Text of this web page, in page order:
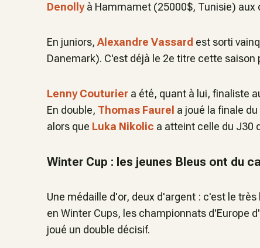
Denollyà Hammamet (25000$, Tunisie) aux
En juniors, Alexandre Vassard est sorti
Danemark). C'est déjà le 2e titre cette saison
Lenny Couturier a été, quant à lui, finaliste
En double, Thomas Faurel a joué la finale
alors que Luka Nikolic a atteint celle du J30
Winter Cup : les jeunes Bleus ont du
Une médaille d'or, deux d'argent : c'est le
en Winter Cups, les championnats d'Europe
joué un double décisif.